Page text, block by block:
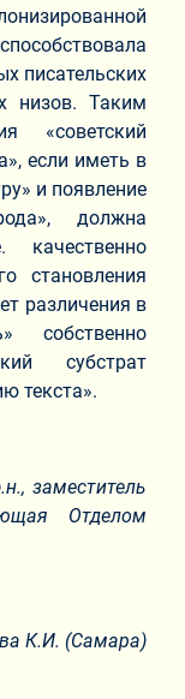
писательских
низов. Таким
«советский
если иметь в
и появление
должна
качественно
становления
различения в
собственно
субстрат
текста».
заместитель
Отделом
К.И. (Самара)